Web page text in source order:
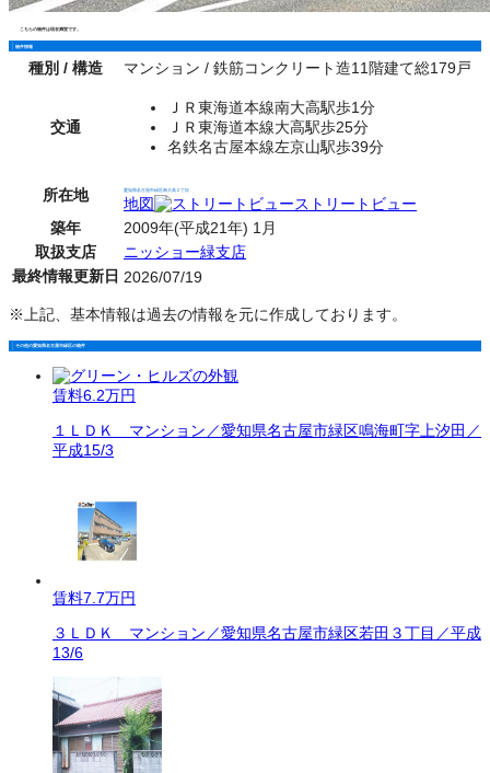
こちらの物件は現在満室です。
物件情報
種別 / 構造 マンション / 鉄筋コンクリート造11階建て総179戸
交通
ＪＲ東海道本線南大高駅歩1分
ＪＲ東海道本線大高駅歩25分
名鉄名古屋本線左京山駅歩39分
所在地 愛知県名古屋市緑区南大高２丁目
地図
ストリートビュー
築年
2009年(平成21年) 1月
取扱支店
ニッショー緑支店
最終情報更新日 2026/07/19
※上記、基本情報は過去の情報を元に作成しております。
その他の愛知県名古屋市緑区の物件
賃料6.2万円
１ＬＤＫ マンション／愛知県名古屋市緑区鳴海町字上汐田／
平成15/3
賃料7.7万円
３ＬＤＫ マンション／愛知県名古屋市緑区若田３丁目／平成
13/6